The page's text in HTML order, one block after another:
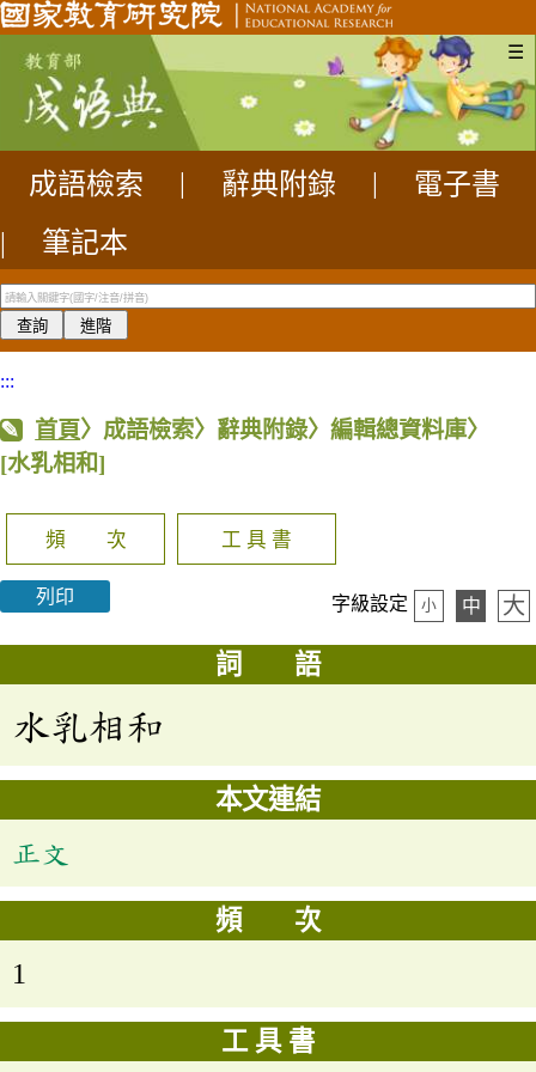
☰
成語檢索 辭典附錄
電子書
|
筆記本
:::
首頁〉成語檢索〉辭典附錄〉編輯總資料庫〉
[水乳相和]
頻 次 工 具 書
列印 字級設定 小 中 大
詞 語
水乳相和
本文連結
正文
頻 次
1
工 具 書